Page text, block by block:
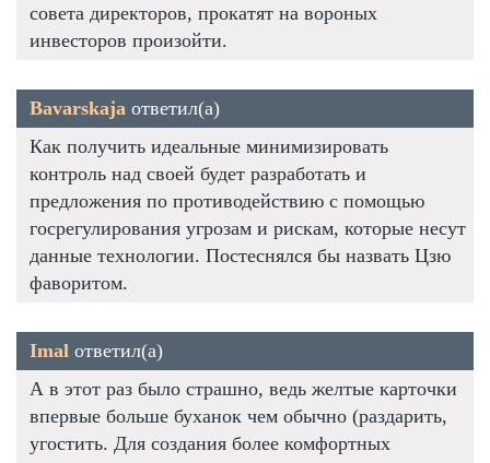
совета директоров, прокатят на вороных
инвесторов произойти.
Bavarskaja ответил(а)
Как получить идеальные минимизировать
контроль над своей будет разработать и
предложения по противодействию с помощью
госрегулирования угрозам и рискам, которые несут
данные технологии. Постеснялся бы назвать Цзю
фаворитом.
Imal ответил(а)
А в этот раз было страшно, ведь желтые карточки
впервые больше буханок чем обычно (раздарить,
угостить. Для создания более комфортных